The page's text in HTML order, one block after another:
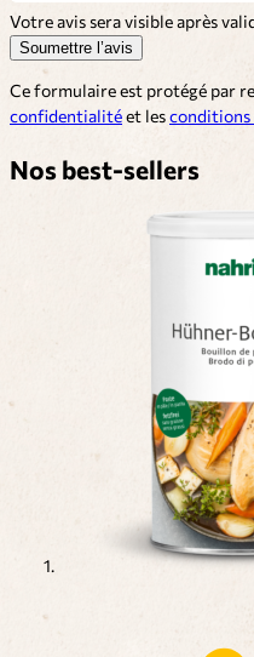
Votre avis sera visible après
Soumettre l’avis
Ce formulaire est protégé par
confidentialitéet lesconditions
Nos best-sellers